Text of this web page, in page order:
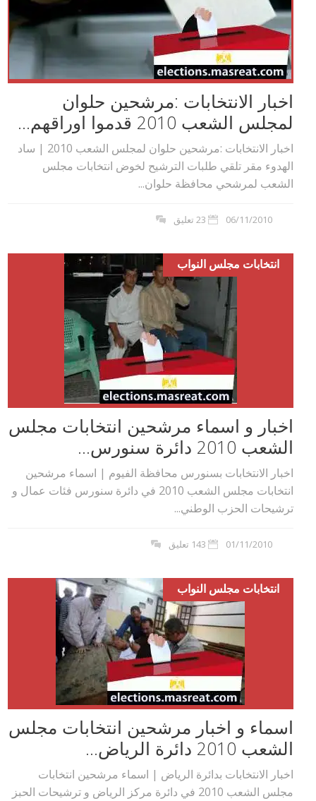
اخبار الانتخابات :مرشحين حلوان
لمجلس الشعب 2010 قدموا اوراقهم...
اخبار الانتخابات :مرشحين حلوان لمجلس الشعب 2010 | ساد
الهدوء مقر تلقي طلبات الترشيح لخوض انتخابات مجلس
الشعب لمرشحي محافظة حلوان...
06/11/2010 23 تعليق
انتخابات مجلس النواب
اخبار و اسماء مرشحين انتخابات مجلس
الشعب 2010 دائرة سنورس...
اخبار الانتخابات بسنورس محافظة الفيوم | اسماء مرشحين
انتخابات مجلس الشعب 2010 في دائرة سنورس فئات عمال و
ترشيحات الحزب الوطني...
01/11/2010 143 تعليق
انتخابات مجلس النواب
اسماء و اخبار مرشحين انتخابات مجلس
الشعب 2010 دائرة الرياض...
اخبار الانتخابات بدائرة الرياض | اسماء مرشحين انتخابات
مجلس الشعب 2010 في دائرة مركز الرياض و ترشيحات الحبز